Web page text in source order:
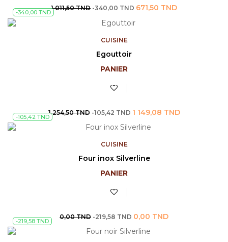
Prix
de
1 011,50 TND -340,00 TND Prix
671,50 TND
-340,00 TND
CUISINE
Egouttoir
PANIER
Prix
de
1 254,50 TND -105,42 TND Prix
1 149,08 TND
-105,42 TND
CUISINE
Four inox Silverline
PANIER
Prix
0,00 TND -219,58 TND Prix
0,00 TND
-219,58 TND